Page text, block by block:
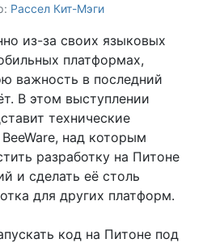
Рассел Кит-Мэги
из-за своих языковых
платформах,
важность в последний
В этом выступлении
технические
над которым
разработку на Питоне
и сделать её столь
для других платформ.
код на Питоне под